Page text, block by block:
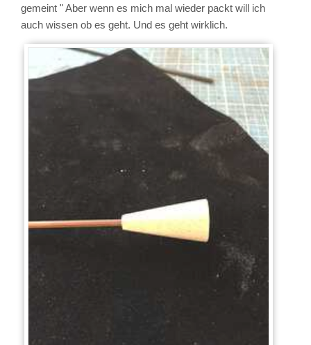
gemeint " Aber wenn es mich mal wieder packt will ich
auch wissen ob es geht. Und es geht wirklich.